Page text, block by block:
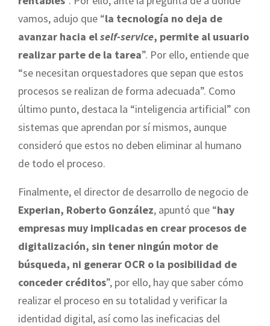
vamos, adujo que “la tecnología no deja de
avanzar hacia elself-service, permite al usuario
realizar parte de la tarea”. Por ello, entiende que
“se necesitan orquestadores que sepan que estos
procesos se realizan de forma adecuada”. Como
último punto, destaca la “inteligencia artificial” con
sistemas que aprendan por sí mismos, aunque
consideró que estos no deben eliminar al humano
de todo el proceso.
Finalmente, el director de desarrollo de negocio de
Experian, Roberto González, apuntó que “hay
empresas muy implicadas en crear procesos de
digitalización, sin tener ningún motor de
búsqueda, ni generar OCR o la posibilidad de
conceder créditos”, por ello, hay que saber cómo
realizar el proceso en su totalidad y verificar la
identidad digital, así como las ineficacias del